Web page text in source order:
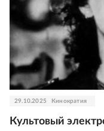
29.10.2025 Кинократия
Культовый